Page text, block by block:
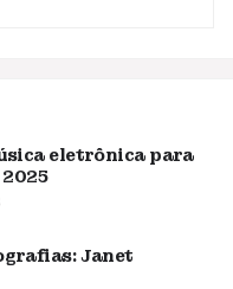
eletrônica para
Janet